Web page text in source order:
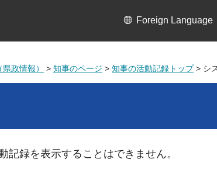
Foreign Language
政情報） > 知事のページ > 知事の活動記録トップ> シ
記録を表示することはできません。